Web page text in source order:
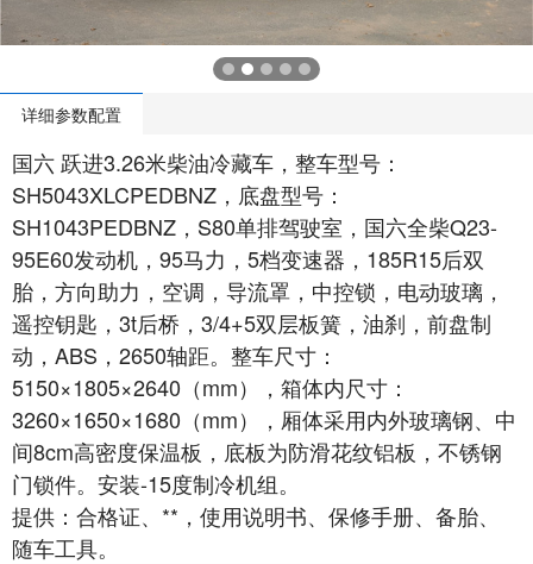
详细参数配置
国六 跃进3.26米柴油冷藏车，整车型号：
SH5043XLCPEDBNZ，底盘型号：
SH1043PEDBNZ，S80单排驾驶室，国六全柴Q23-
95E60发动机，95马力，5档变速器，185R15后双
胎，方向助力，空调，导流罩，中控锁，电动玻璃，
遥控钥匙，3t后桥，3/4+5双层板簧，油刹，前盘制
动，ABS，2650轴距。整车尺寸：
5150×1805×2640（mm），箱体内尺寸：
3260×1650×1680（mm），厢体采用内外玻璃钢、中
间8cm高密度保温板，底板为防滑花纹铝板，不锈钢
门锁件。安装-15度制冷机组。
提供：合格证、**，使用说明书、保修手册、备胎、
随车工具。